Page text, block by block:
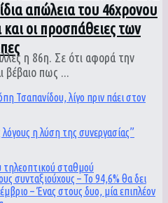
απώλεια του 46χρονου
οι προσπάθειες των
η 86η. Σε ότι αφορά την
βέβαιο πως ...